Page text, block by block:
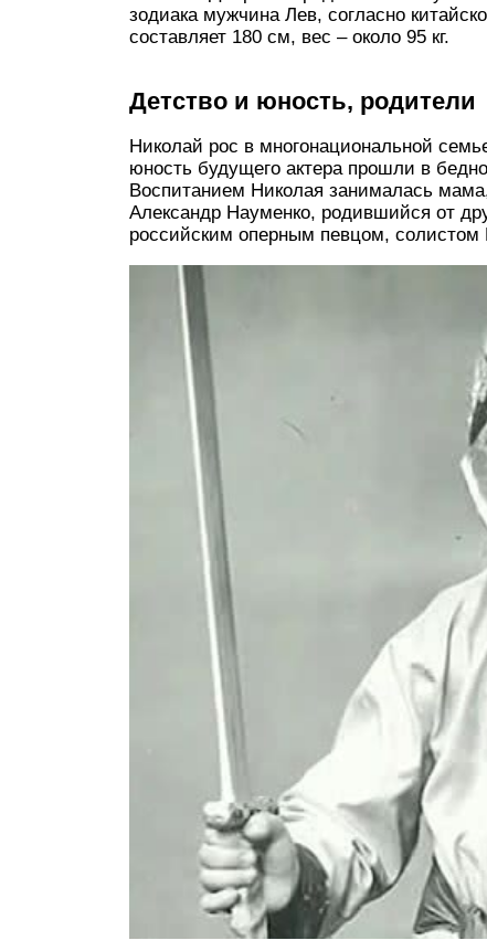
зодиака мужчина Лев, согласно
составляет 180 см, вес – около 95 кг.
Детство и юность, родители
Николай рос в многонациональной
юность будущего актера прошли в
Воспитанием Николая занималась
Александр Науменко, родившийся от
российским оперным певцом, солистом